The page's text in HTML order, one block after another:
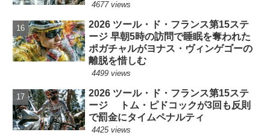
4677 views
2026 ツール・ド・フランス第15ステ
ージ 早朝5時の訪問で睡眠を奪われた
ポガチャルがヨナス・ヴィンゲゴーの
離脱を惜しむ
4499 views
2026 ツール・ド・フランス第15ステ
ージ トム・ピドコックが3回も反則
で罰金にタイムペナルティ
4425 views